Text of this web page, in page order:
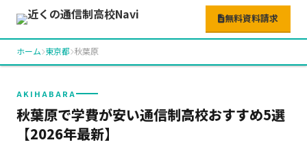
無料資料請求
ホーム 東京都 秋葉原
AKIHABARA
秋葉原で学費が安い通信制高校おすすめ5選
【2026年最新】